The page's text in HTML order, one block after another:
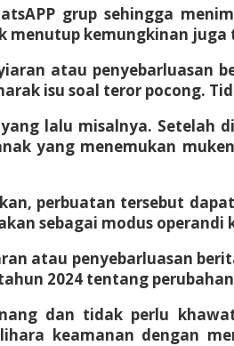
grup sehingga
menutup kemungkinan
atau
isu soal teror pocong.
lalu misalnya.
yang menemukan
perbuatan tersebut
sebagai modus
atau penyebarluasan
2024 tentang
dan tidak perlu
keamanan dengan